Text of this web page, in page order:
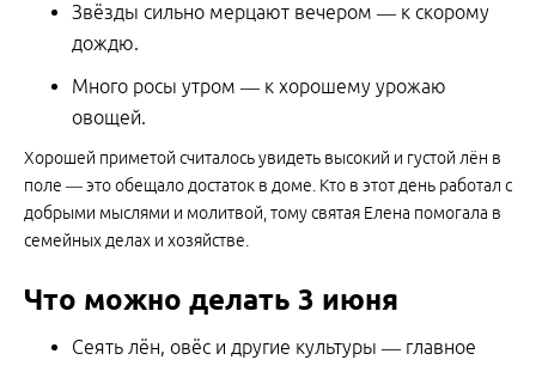
Звёзды сильно мерцают вечером — к скорому
дождю.
Много росы утром — к хорошему урожаю
овощей.
Хорошей приметой считалось увидеть высокий и густой лён в
поле — это обещало достаток в доме. Кто в этот день работал с
добрыми мыслями и молитвой, тому святая Елена помогала в
семейных делах и хозяйстве.
Что можно делать 3 июня
Сеять лён, овёс и другие культуры — главное